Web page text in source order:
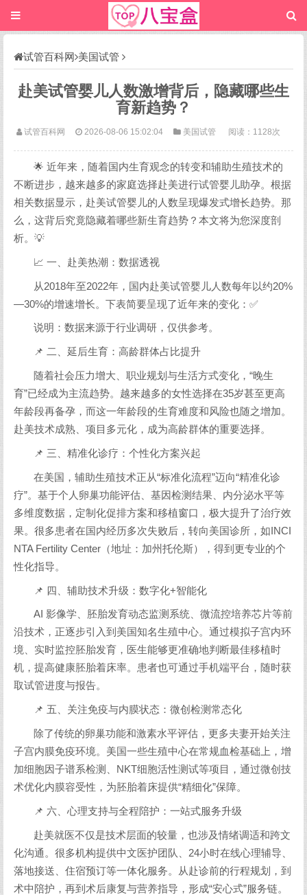
试管百科网 美国试管
赴美试管婴儿人数激增背后，隐藏哪些生
育新趋势？
试管百科网 2026-08-06 15:02:04 美国试管 阅读：1128次
🌟 近年来，随着国内生育观念的转变和辅助生殖技术的
不断进步，越来越多的家庭选择赴美进行试管婴儿助孕。根据
相关数据显示，赴美试管婴儿的人数呈现爆发式增长趋势。那
么，这背后究竟隐藏着哪些新生育趋势？本文将为您深度剖
析。💡
📈 一、赴美热潮：数据透视
从2018年至2022年，国内赴美试管婴儿人数每年以约20%
—30%的增速增长。下表简要呈现了近年来的变化：✅
说明：数据来源于行业调研，仅供参考。
📌 二、延后生育：高龄群体占比提升
随着社会压力增大、职业规划与生活方式变化，“晚生
育”已经成为主流趋势。越来越多的女性选择在35岁甚至更高
年龄段再备孕，而这一年龄段的生育难度和风险也随之增加。
赴美技术成熟、项目多元化，成为高龄群体的重要选择。
📌 三、精准化诊疗：个性化方案兴起
在美国，辅助生殖技术正从“标准化流程”迈向“精准化诊
疗”。基于个人卵巢功能评估、基因检测结果、内分泌水平等
多维度数据，定制化促排方案和移植窗口，极大提升了治疗效
果。很多患者在国内经历多次失败后，转向美国诊所，如INCI
NTA Fertility Center（地址：加州托伦斯），得到更专业的个
性化指导。
📌 四、辅助技术升级：数字化+智能化
AI 影像学、胚胎发育动态监测系统、微流控培养芯片等前
沿技术，正逐步引入到美国知名生殖中心。通过模拟子宫内环
境、实时监控胚胎发育，医生能够更准确地判断最佳移植时
机，提高健康胚胎着床率。患者也可通过手机端平台，随时获
取试管进度与报告。
📌 五、关注免疫与内膜状态：微创检测常态化
除了传统的卵巢功能和激素水平评估，更多夫妻开始关注
子宫内膜免疫环境。美国一些生殖中心在常规血检基础上，增
加细胞因子谱系检测、NKT细胞活性测试等项目，通过微创技
术优化内膜容受性，为胚胎着床提供“精细化”保障。
📌 六、心理支持与全程陪护：一站式服务升级
赴美就医不仅是技术层面的较量，也涉及情绪调适和跨文
化沟通。很多机构提供中文医护团队、24小时在线心理辅导、
落地接送、住宿预订等一体化服务。从赴诊前的行程规划，到
术中陪护，再到术后康复与营养指导，形成“安心式”服务链。